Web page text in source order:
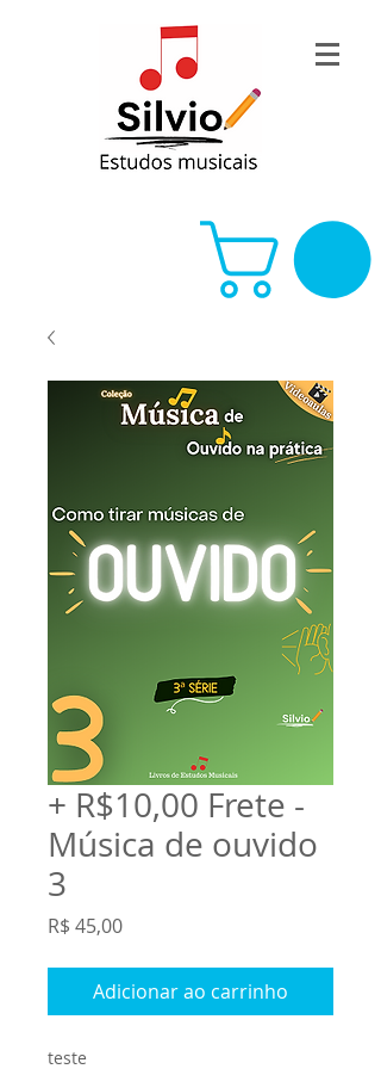
+ R$10,00 Frete -
Música de ouvido
3
R$ 45,00Preço
Adicionar ao carrinho
teste